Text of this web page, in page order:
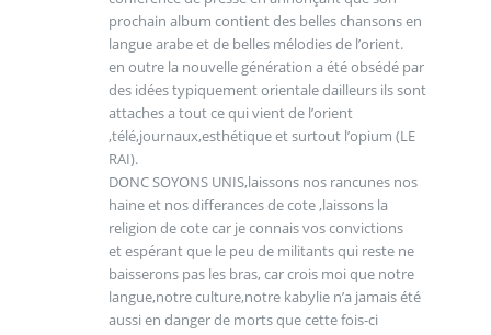
prochain album contient des belles chansons en
langue arabe et de belles mélodies de l’orient.
en outre la nouvelle génération a été obsédé par
des idées typiquement orientale dailleurs ils sont
attaches a tout ce qui vient de l’orient
,télé,journaux,esthétique et surtout l’opium (LE
RAI).
DONC SOYONS UNIS,laissons nos rancunes nos
haine et nos differances de cote ,laissons la
religion de cote car je connais vos convictions
et espérant que le peu de militants qui reste ne
baisserons pas les bras, car crois moi que notre
langue,notre culture,notre kabylie n’a jamais été
aussi en danger de morts que cette fois-ci